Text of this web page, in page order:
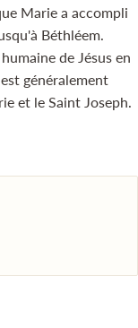
Marie a accompli
Béthléem.
de Jésus en
généralement
et le Saint Joseph.